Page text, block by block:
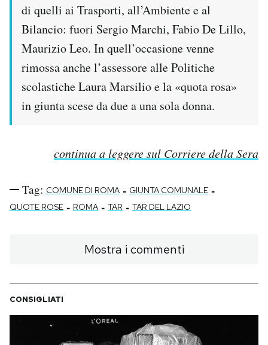
di quelli ai Trasporti, all’Ambiente e al
Bilancio: fuori Sergio Marchi, Fabio De Lillo,
Maurizio Leo. In quell’occasione venne
rimossa anche l’assessore alle Politiche
scolastiche Laura Marsilio e la «quota rosa»
in giunta scese da due a una sola donna.
continua a leggere sul Corriere della Sera
Tag: COMUNE DI ROMA - GIUNTA COMUNALE -
QUOTE ROSE - ROMA - TAR - TAR DEL LAZIO
Mostra i commenti
CONSIGLIATI